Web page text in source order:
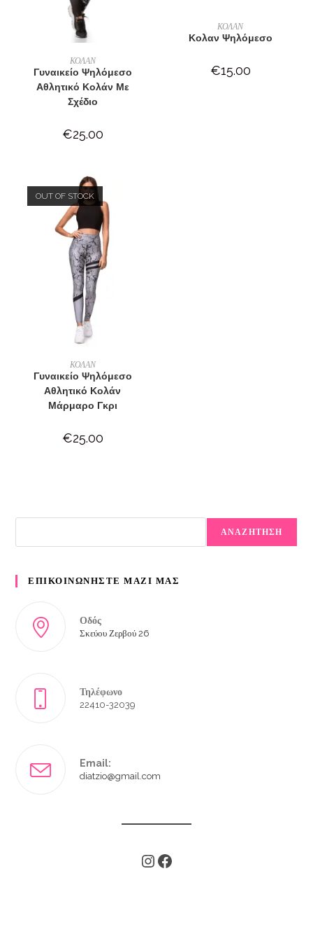
ΕΠΙΛΟΓΉ
ΚΟΛΑΝ
Γυναικείο Ψηλόμεσο
Αθλητικό Κολάν Με
Σχέδιο
€25.00
ΕΠΙΛΟΓΉ
ΚΟΛΑΝ
Κολαν Ψηλόμεσο
€15.00
OUT OF STOCK
ΕΠΙΛΟΓΉ
ΚΟΛΑΝ
Γυναικείο Ψηλόμεσο
Αθλητικό Κολάν
Μάρμαρο Γκρι
€25.00
ΑΝΑΖΗΤΗΣΗ
ΕΠΙΚΟΙΝΩΝΗΣΤΕ ΜΑΖΙ ΜΑΣ
Οδός
Σκεύου Ζερβού 26
Τηλέφωνο
22410-32039
Email:
diatzio@gmail.com